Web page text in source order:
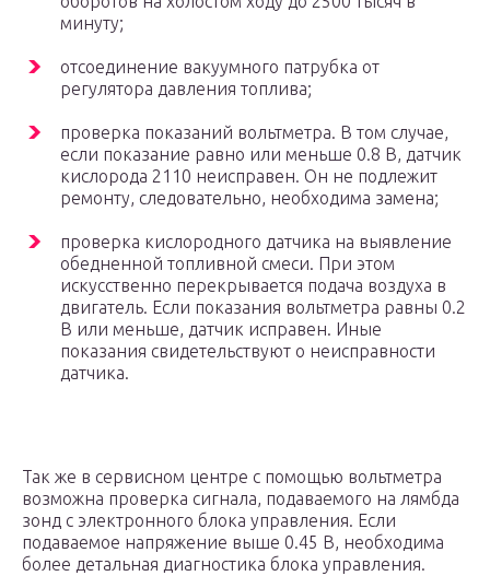
минуту;
отсоединение вакуумного патрубка от
регулятора давления топлива;
проверка показаний вольтметра. В том случае,
если показание равно или меньше 0.8 В, датчик
кислорода 2110 неисправен. Он не подлежит
ремонту, следовательно, необходима замена;
проверка кислородного датчика на выявление
обедненной топливной смеси. При этом
искусственно перекрывается подача воздуха в
двигатель. Если показания вольтметра равны 0.2
В или меньше, датчик исправен. Иные
показания свидетельствуют о неисправности
датчика.
Так же в сервисном центре с помощью вольтметра
возможна проверка сигнала, подаваемого на лямбда
зонд с электронного блока управления. Если
подаваемое напряжение выше 0.45 В, необходима
более детальная диагностика блока управления.